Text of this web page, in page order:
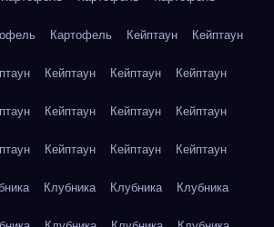
Картофель Кейптаун Кейптаун
Кейптаун Кейптаун Кейптаун
Кейптаун Кейптаун Кейптаун
Кейптаун Кейптаун Кейптаун
Клубника Клубника Клубника